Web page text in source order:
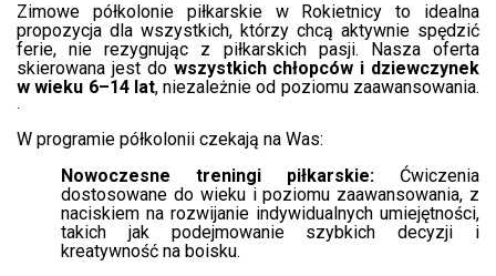
Zimowe półkolonie piłkarskie w Rokietnicy to idealna
propozycja dla wszystkich, którzy chcą aktywnie spędzić
ferie, nie rezygnując z piłkarskich pasji. Nasza oferta
skierowana jest do wszystkich chłopców i dziewczynek
w wieku 6–14 lat, niezależnie od poziomu zaawansowania.
.​
W programie półkolonii czekają na Was:
Nowoczesne treningi piłkarskie: Ćwiczenia
dostosowane do wieku i poziomu zaawansowania, z
naciskiem na rozwijanie indywidualnych umiejętności,
takich jak podejmowanie szybkich decyzji i
kreatywność na boisku.